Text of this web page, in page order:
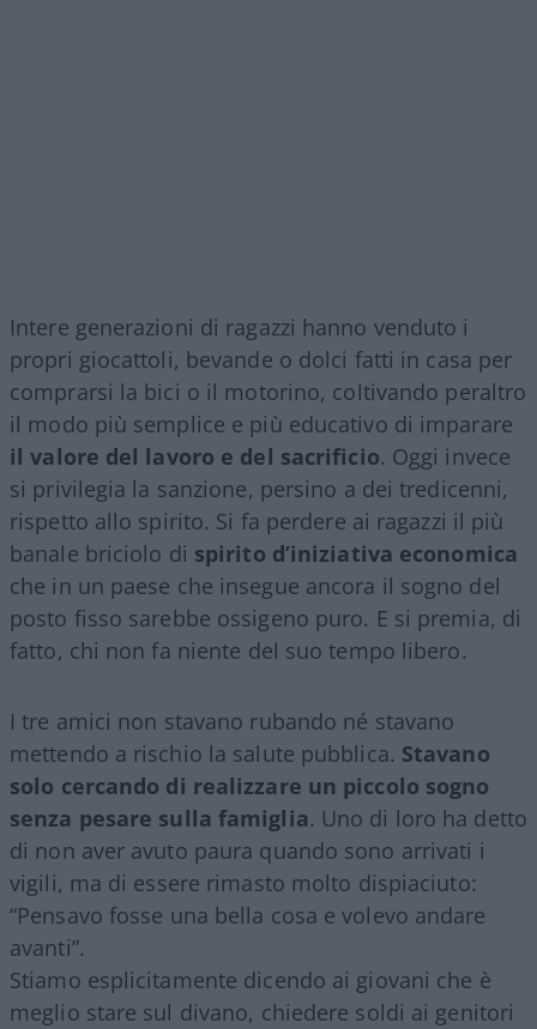
Intere generazioni di ragazzi hanno venduto i
propri giocattoli, bevande o dolci fatti in casa per
comprarsi la bici o il motorino, coltivando peraltro
il modo più semplice e più educativo di imparare
il valore del lavoro e del sacrificio. Oggi invece
si privilegia la sanzione, persino a dei tredicenni,
rispetto allo spirito. Si fa perdere ai ragazzi il più
banale briciolo di spirito d’iniziativa economica
che in un paese che insegue ancora il sogno del
posto fisso sarebbe ossigeno puro. E si premia, di
fatto, chi non fa niente del suo tempo libero.
I tre amici non stavano rubando né stavano
mettendo a rischio la salute pubblica. Stavano
solo cercando di realizzare un piccolo sogno
senza pesare sulla famiglia. Uno di loro ha detto
di non aver avuto paura quando sono arrivati i
vigili, ma di essere rimasto molto dispiaciuto:
“Pensavo fosse una bella cosa e volevo andare
avanti”.
Stiamo esplicitamente dicendo ai giovani che è
meglio stare sul divano, chiedere soldi ai genitori